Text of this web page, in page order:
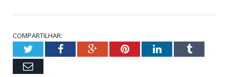
COMPARTILHAR:
TwitterFacebookGoogle+PinterestLinkedInTumblr
Email